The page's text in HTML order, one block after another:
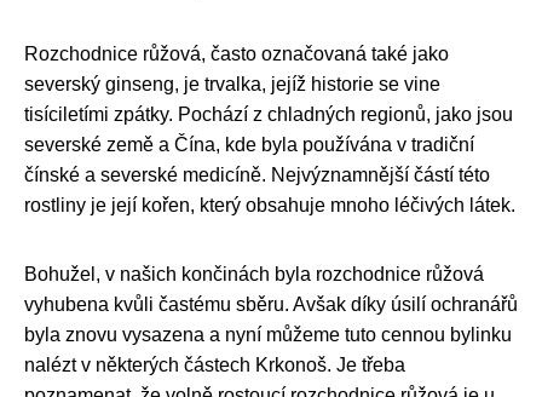
Rozchodnice růžová, často označovaná také jako
severský ginseng, je trvalka, jejíž historie se vine
tisíciletími zpátky. Pochází z chladných regionů, jako jsou
severské země a Čína, kde byla používána v tradiční
čínské a severské medicíně. Nejvýznamnější částí této
rostliny je její kořen, který obsahuje mnoho léčivých látek.
Bohužel, v našich končinách byla rozchodnice růžová
vyhubena kvůli častému sběru. Avšak díky úsilí ochranářů
byla znovu vysazena a nyní můžeme tuto cennou bylinku
nalézt v některých částech Krkonoš. Je třeba